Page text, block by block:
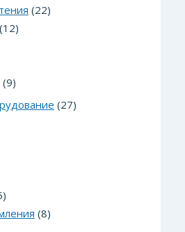
(22)
(12)
(9)
(27)
(8)